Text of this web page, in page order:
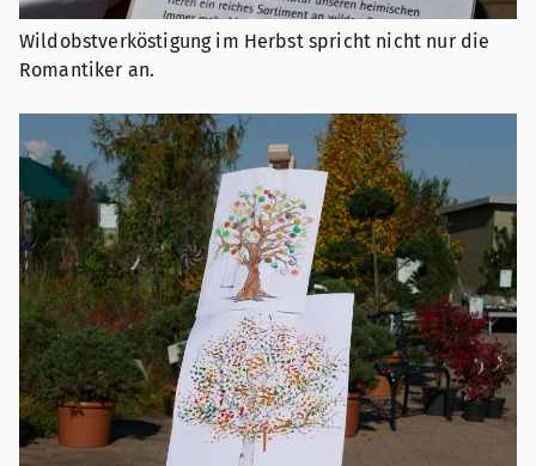
Wildobstverköstigung im Herbst spricht nicht nur die
Romantiker an.